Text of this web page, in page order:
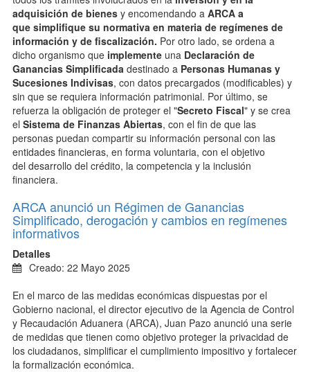
adquisición de bienes y encomendando a ARCA a
que simplifique su normativa en materia de regímenes de
información y de fiscalización. Por otro lado, se ordena a
dicho organismo que implemente una Declaración de
Ganancias Simplificada destinado a Personas Humanas y
Sucesiones Indivisas, con datos precargados (modificables) y
sin que se requiera información patrimonial. Por último, se
refuerza la obligación de proteger el "Secreto Fiscal" y se crea
el Sistema de Finanzas Abiertas, con el fin de que las
personas puedan compartir su información personal con las
entidades financieras, en forma voluntaria, con el objetivo
del desarrollo del crédito, la competencia y la inclusión
financiera.
ARCA anunció un Régimen de Ganancias
Simplificado, derogación y cambios en regímenes
informativos
Detalles
Creado: 22 Mayo 2025
En el marco de las medidas económicas dispuestas por el
Gobierno nacional, el director ejecutivo de la Agencia de Control
y Recaudación Aduanera (ARCA), Juan Pazo anunció una serie
de medidas que tienen como objetivo proteger la privacidad de
los ciudadanos, simplificar el cumplimiento impositivo y fortalecer
la formalización económica.